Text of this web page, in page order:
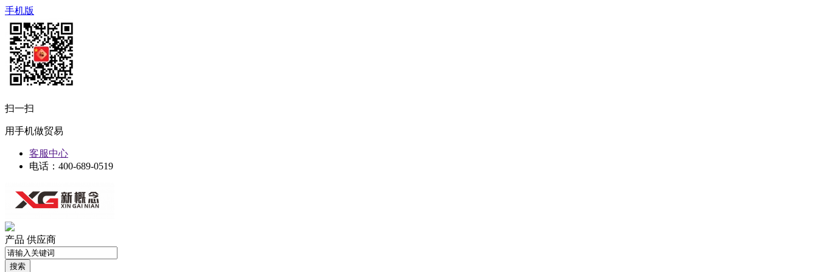
手机版
扫一扫
用手机做贸易
客服中心
电话：400-689-0519
产品 供应商
搜索